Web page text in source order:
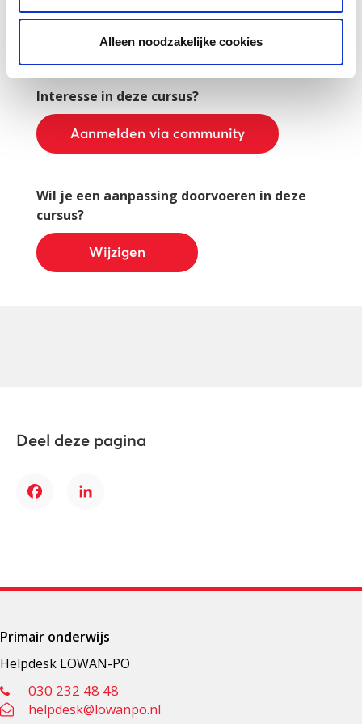
Alleen noodzakelijke cookies
is ook ruimte voor vragen en gesprek.
Interesse in deze cursus?
Aanmelden via community
Wil je een aanpassing doorvoeren in deze
cursus?
Wijzigen
Deel deze pagina
FacebookLinkedIn
Primair onderwijs
Helpdesk LOWAN-PO
030 232 48 48
helpdesk@lowanpo.nl